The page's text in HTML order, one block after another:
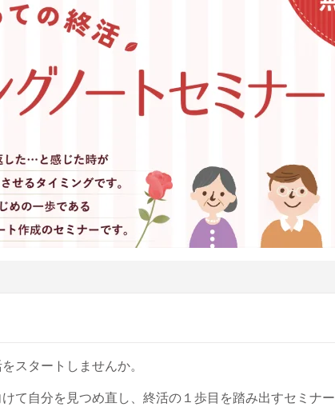
スタートしませんか。
て自分を見つめ直し、終活の１歩目を踏み出すセミナー